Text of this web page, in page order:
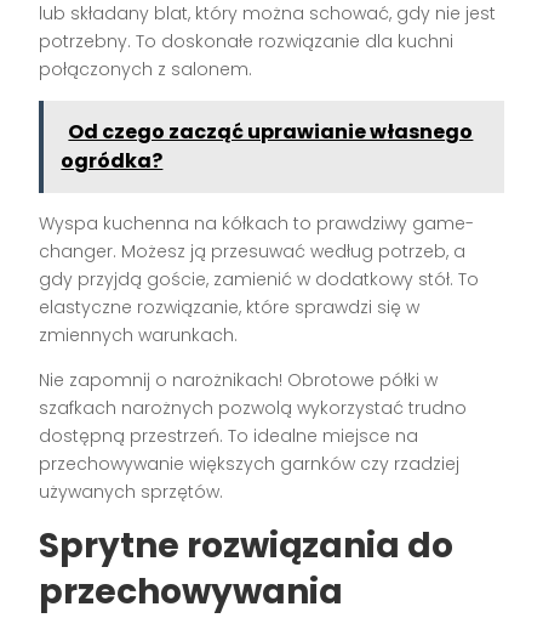
lub składany blat, który można schować, gdy nie jest
potrzebny. To doskonałe rozwiązanie dla kuchni
połączonych z salonem.
Od czego zacząć uprawianie własnego
ogródka?
Wyspa kuchenna na kółkach to prawdziwy game-
changer. Możesz ją przesuwać według potrzeb, a
gdy przyjdą goście, zamienić w dodatkowy stół. To
elastyczne rozwiązanie, które sprawdzi się w
zmiennych warunkach.
Nie zapomnij o narożnikach! Obrotowe półki w
szafkach narożnych pozwolą wykorzystać trudno
dostępną przestrzeń. To idealne miejsce na
przechowywanie większych garnków czy rzadziej
używanych sprzętów.
Sprytne rozwiązania do
przechowywania